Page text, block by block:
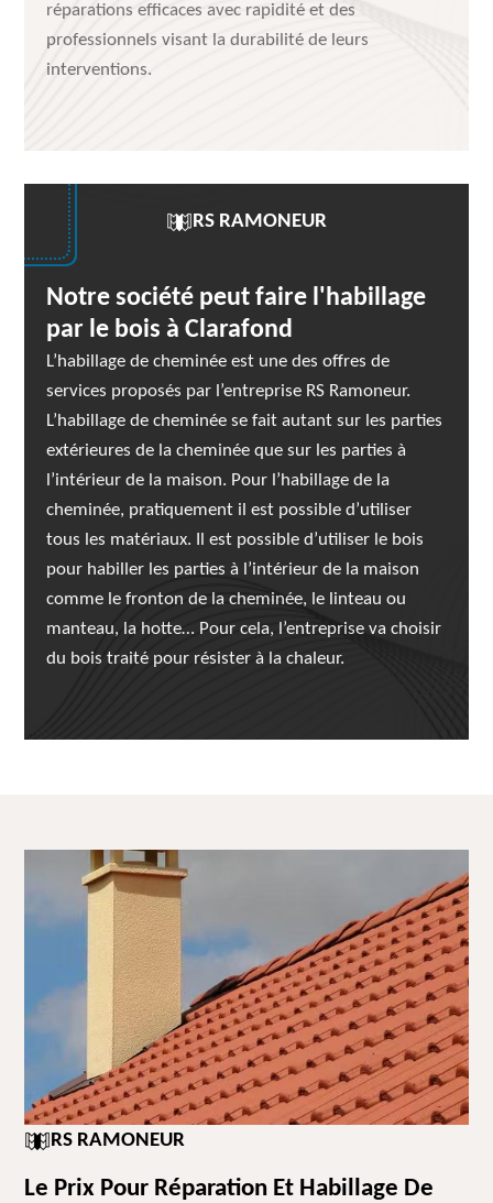
réparations efficaces avec rapidité et des
professionnels visant la durabilité de leurs
interventions.
RS RAMONEUR
Notre société peut faire l'habillage
par le bois à Clarafond
L’habillage de cheminée est une des offres de
services proposés par l’entreprise RS Ramoneur.
L’habillage de cheminée se fait autant sur les parties
extérieures de la cheminée que sur les parties à
l’intérieur de la maison. Pour l’habillage de la
cheminée, pratiquement il est possible d’utiliser
tous les matériaux. Il est possible d’utiliser le bois
pour habiller les parties à l’intérieur de la maison
comme le fronton de la cheminée, le linteau ou
manteau, la hotte… Pour cela, l’entreprise va choisir
du bois traité pour résister à la chaleur.
RS RAMONEUR
Le Prix Pour Réparation Et Habillage De